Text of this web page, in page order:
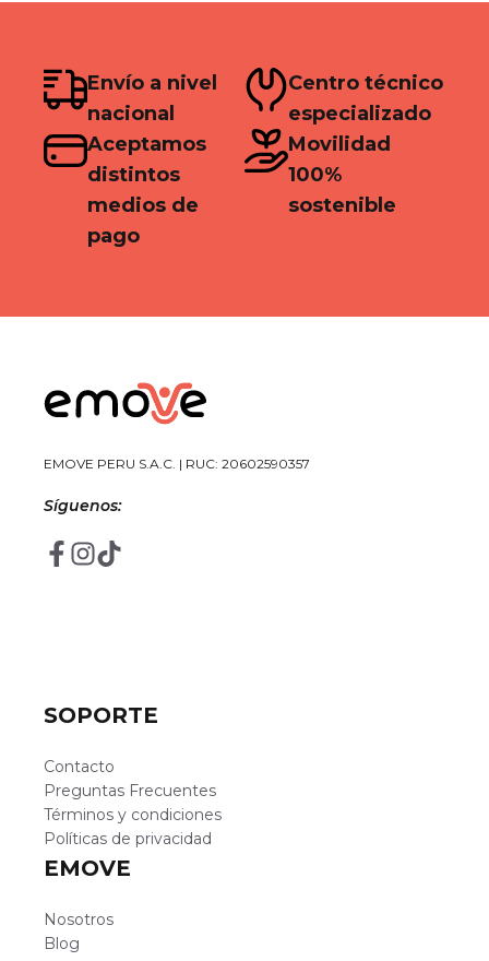
Envío a nivel
nacional
Centro técnico
especializado
Aceptamos
distintos
medios de
pago
Movilidad
100%
sostenible
EMOVE PERU S.A.C. | RUC: 20602590357
Síguenos:
SOPORTE
Contacto
Preguntas Frecuentes
Términos y condiciones
Políticas de privacidad
EMOVE
Nosotros
Blog